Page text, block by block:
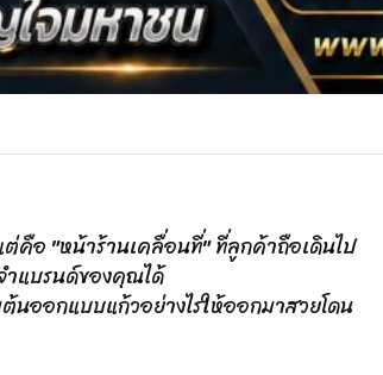
ต่คือ "หน้าร้านเคลื่อนที่" ที่ลูกค้าถือเดินไป
ำแบรนด์ของคุณได้
นออกแบบแก้วอย่างไรให้ออกมาสวยโดน